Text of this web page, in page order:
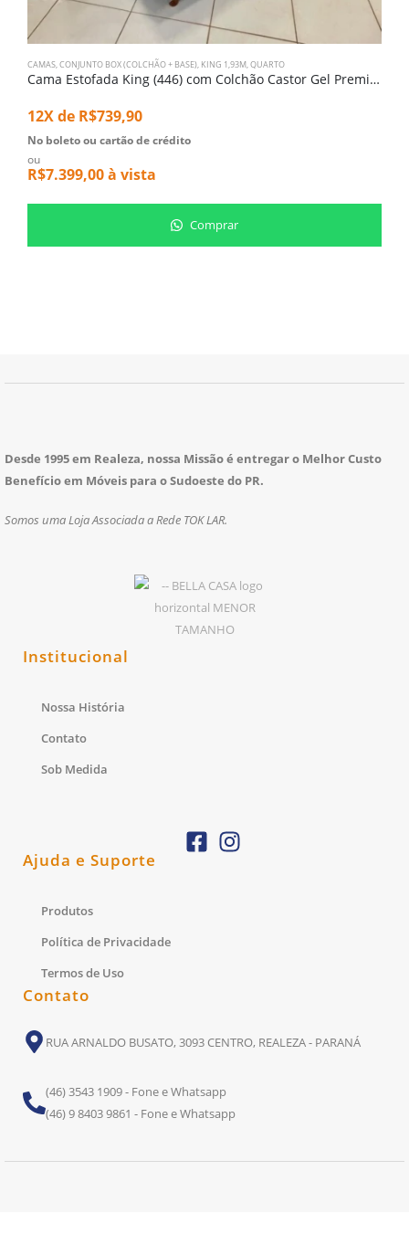
CAMAS,CONJUNTO BOX (COLCHÃO + BASE), KING 1,93M,QUARTO
Cama Estofada King (446) com Colchão Castor Gel Premium Pocket (3461)
12X de R$739,90
No boleto ou cartão de crédito
ou
R$7.399,00à vista
Comprar
Desde 1995 em Realeza, nossa Missão é entregar o Melhor Custo
Benefício em Móveis para o Sudoeste do PR.
Somos uma Loja Associada a Rede TOK LAR.
Institucional
Nossa História
Contato
Sob Medida
Ajuda e Suporte
Produtos
Política de Privacidade
Termos de Uso
Contato
RUA ARNALDO BUSATO, 3093 CENTRO, REALEZA - PARANÁ
(46) 3543 1909 - Fone e Whatsapp
(46) 9 8403 9861 - Fone e Whatsapp